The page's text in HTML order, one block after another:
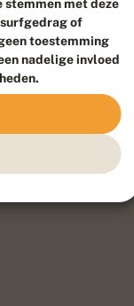
stemmen met deze
surfgedrag of
toestemming
nadelige invloed
, ontworpen door